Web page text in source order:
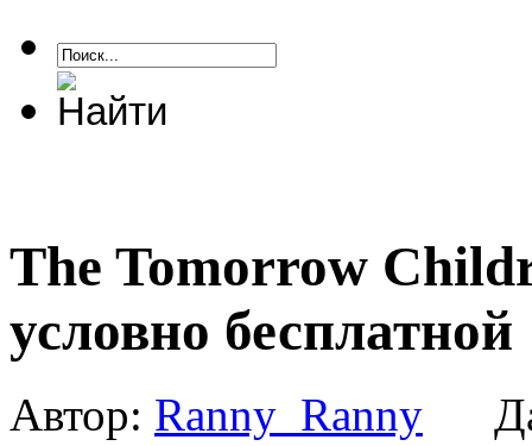
The Tomorrow
условно бесплатной
Автор: Ranny_Ranny